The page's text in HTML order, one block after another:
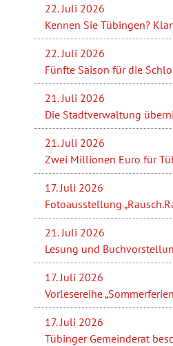
22. Juli 2026
Kennen Sie Tübingen?
22. Juli 2026
Fünfte Saison für die
21. Juli 2026
Die Stadtverwaltung
21. Juli 2026
Zwei Millionen Euro für
17. Juli 2026
Fotoausstellung
21. Juli 2026
Lesung und
17. Juli 2026
Vorlesereihe
17. Juli 2026
Tübinger Gemeinderat